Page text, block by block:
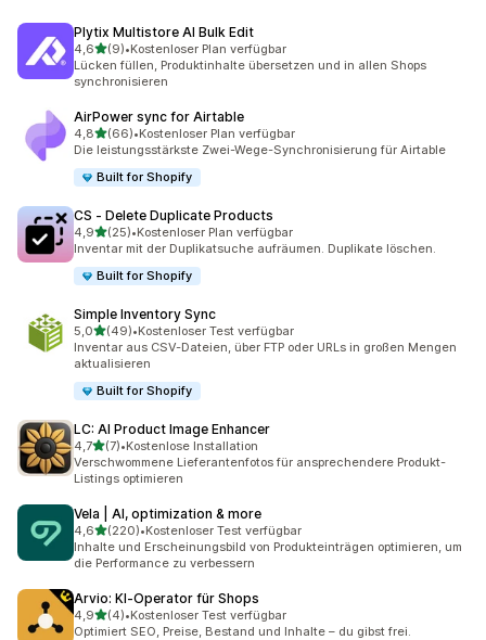
Plytix Multistore AI Bulk Edit
4,6von 5 Sternen
(9)
9 Rezensionen insgesamt
•Kostenloser Plan verfügbar
Lücken füllen, Produktinhalte übersetzen und in allen Shops
synchronisieren
AirPower sync for Airtable
4,8von 5 Sternen
(66)
66 Rezensionen insgesamt
•Kostenloser Plan verfügbar
Die leistungsstärkste Zwei-Wege-Synchronisierung für Airtable
Built for Shopify
CS ‑ Delete Duplicate Products
4,9von 5 Sternen
(25)
25 Rezensionen insgesamt
•Kostenloser Plan verfügbar
Inventar mit der Duplikatsuche aufräumen. Duplikate löschen.
Built for Shopify
Simple Inventory Sync
5,0von 5 Sternen
(49)
49 Rezensionen insgesamt
•Kostenloser Test verfügbar
Inventar aus CSV-Dateien, über FTP oder URLs in großen Mengen
aktualisieren
Built for Shopify
LC: AI Product Image Enhancer
4,7von 5 Sternen
(7)
7 Rezensionen insgesamt
•Kostenlose Installation
Verschwommene Lieferantenfotos für ansprechendere Produkt-
Listings optimieren
Vela | AI, optimization & more
4,6von 5 Sternen
(220)
220 Rezensionen insgesamt
•Kostenloser Test verfügbar
Inhalte und Erscheinungsbild von Produkteinträgen optimieren, um
die Performance zu verbessern
Arvio: KI‑Operator für Shops
4,9von 5 Sternen
(4)
4 Rezensionen insgesamt
•Kostenloser Test verfügbar
Optimiert SEO, Preise, Bestand und Inhalte – du gibst frei.